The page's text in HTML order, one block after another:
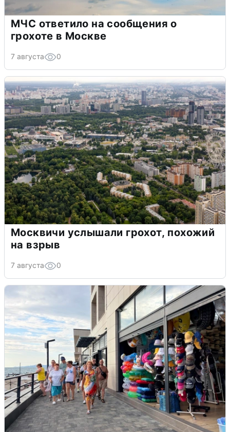
МЧС ответило на сообщения о
грохоте в Москве
7 августа 0
Москвичи услышали грохот, похожий
на взрыв
7 августа 0